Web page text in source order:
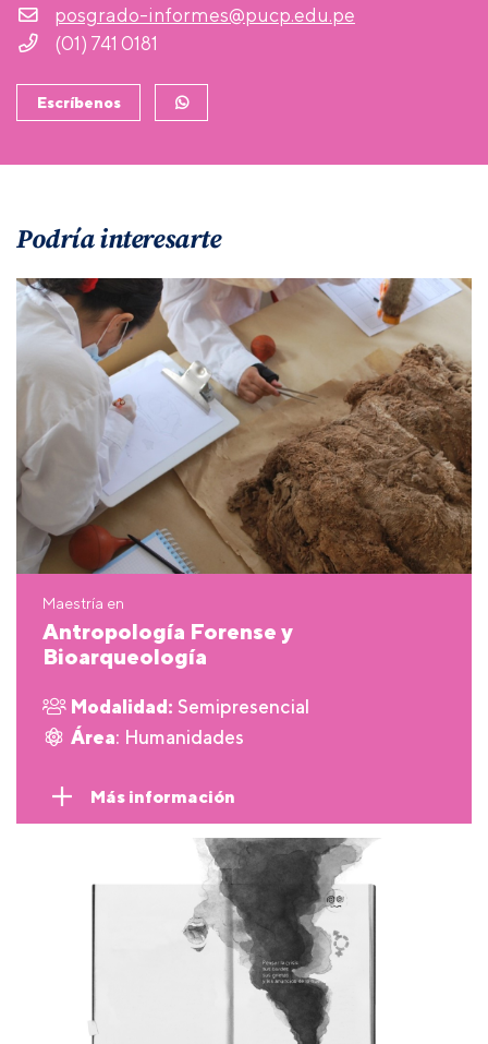
posgrado-informes@pucp.edu.pe
(01) 741 0181
Escríbenos
Podría interesarte
Maestría en
Antropología Forense y
Bioarqueología
Modalidad: Semipresencial
Área: Humanidades
Más información